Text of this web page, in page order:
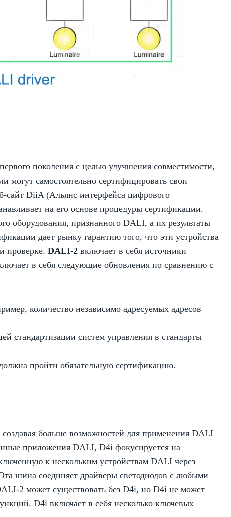
поколения с целью улучшения совместимости,
могут самостоятельно сертифицировать свои
сайт DiiA (Альянс интерфейса цифрового
на его основе процедуры сертификации.
оборудования, признанного DALI, а их результаты
дает рынку гарантию того, что эти устройства
проверке. DALI-2 включает в себя источники
в себя следующие обновления по сравнению с
количество независимо адресуемых адресов
стандартизации систем управления в стандарты
пройти обязательную сертификацию.
больше возможностей для применения DALI
приложения DALI, D4i фокусируется на
к нескольким устройствам DALI через
шина соединяет драйверы светодиодов с любыми
2 может существовать без D4i, но D4i не может
D4i включает в себя несколько ключевых